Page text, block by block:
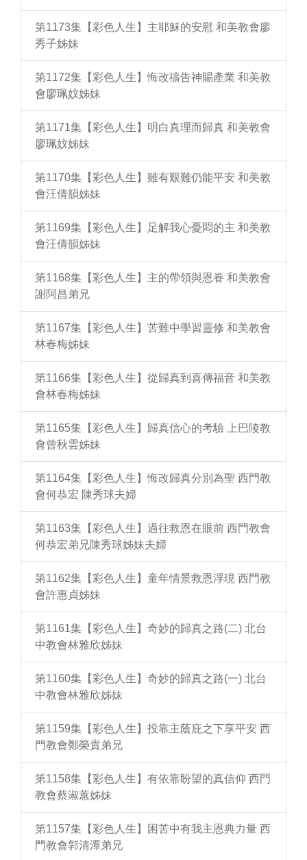
第1173集【彩色人生】主耶穌的安慰 和美教會廖
秀子姊妹
第1172集【彩色人生】悔改禱告神賜產業 和美教
會廖珮妏姊妹
第1171集【彩色人生】明白真理而歸真 和美教會
廖珮妏姊妹
第1170集【彩色人生】雖有艱難仍能平安 和美教
會汪倩韻姊妹
第1169集【彩色人生】足解我心憂悶的主 和美教
會汪倩韻姊妹
第1168集【彩色人生】主的帶領與恩眷 和美教會
謝阿昌弟兄
第1167集【彩色人生】苦難中學習靈修 和美教會
林春梅姊妹
第1166集【彩色人生】從歸真到喜傳福音 和美教
會林春梅姊妹
第1165集【彩色人生】歸真信心的考驗 上巴陵教
會曾秋雲姊妹
第1164集【彩色人生】悔改歸真分別為聖 西門教
會何恭宏 陳秀球夫婦
第1163集【彩色人生】過往救恩在眼前 西門教會
何恭宏弟兄陳秀球姊妹夫婦
第1162集【彩色人生】童年情景救恩浮現 西門教
會許惠貞姊妹
第1161集【彩色人生】奇妙的歸真之路(二) 北台
中教會林雅欣姊妹
第1160集【彩色人生】奇妙的歸真之路(一) 北台
中教會林雅欣姊妹
第1159集【彩色人生】投靠主蔭庇之下享平安 西
門教會鄭榮貴弟兄
第1158集【彩色人生】有依靠盼望的真信仰 西門
教會蔡淑蕙姊妹
第1157集【彩色人生】困苦中有我主恩典力量 西
門教會郭清潭弟兄